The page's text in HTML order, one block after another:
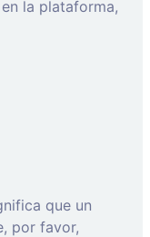
la plataforma,
que un
por favor,